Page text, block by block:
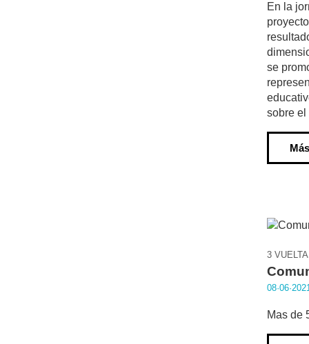
En la
se
sobre el
3
Mas de